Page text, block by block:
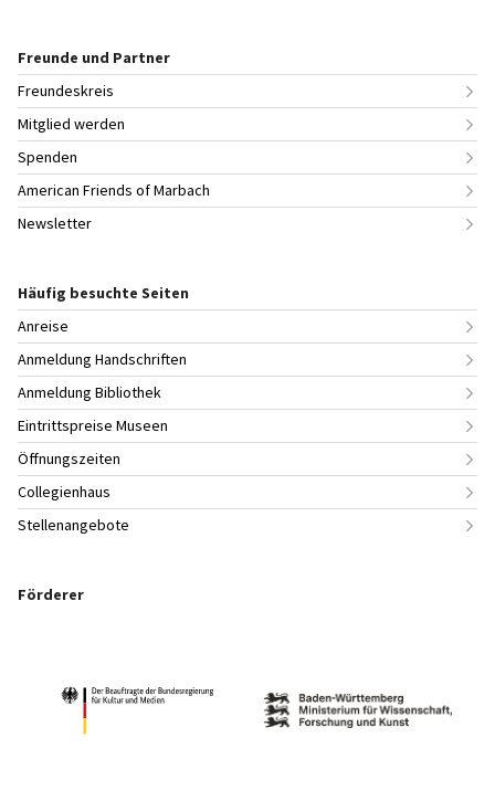
Freunde und Partner
Freundeskreis
Mitglied werden
Spenden
American Friends of Marbach
Newsletter
Häufig besuchte Seiten
Anreise
Anmeldung Handschriften
Anmeldung Bibliothek
Eintrittspreise Museen
Öffnungszeiten
Collegienhaus
Stellenangebote
Förderer